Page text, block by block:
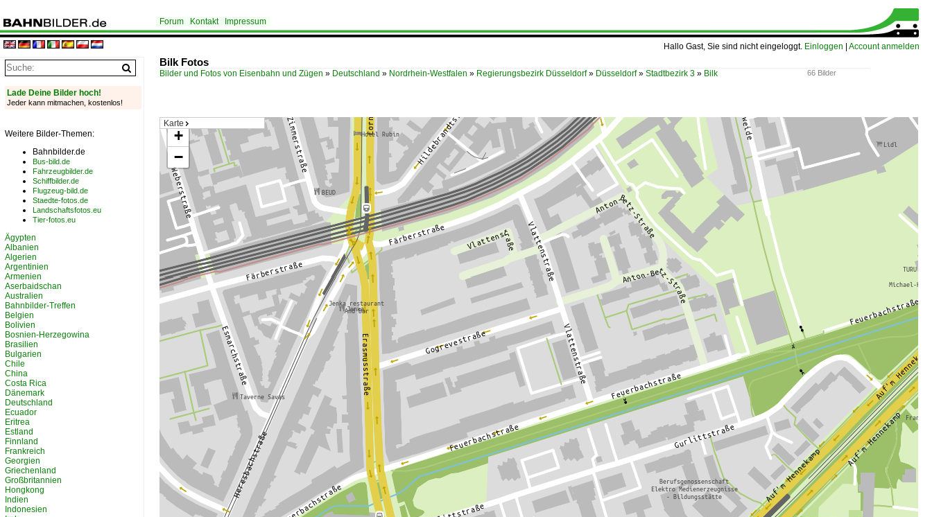
Hallo Gast, Sie sind nicht eingeloggt. Einloggen Account anmelden
Forum Kontakt Impressum
Bilk Fotos
66 Bilder
Bilder und Fotos von Eisenbahn und Zügen » Deutschland » Nordrhein-Westfalen » Regierungsbezirk Düsseldorf» Düsseldorf» Stadtbezirk 3 » Bilk
Karte
+
−
Lade Deine Bilder hoch!
Jeder kann mitmachen, kostenlos!
Weitere Bilder-Themen:
Bahnbilder.de
Bus-bild.de
Fahrzeugbilder.de
Schiffbilder.de
Flugzeug-bild.de
Staedte-fotos.de
Landschaftsfotos.eu
Tier-fotos.eu
Ägypten
Albanien
Algerien
Argentinien
Armenien
Aserbaidschan
Australien
Bahnbilder-Treffen
Belgien
Bolivien
Bosnien-Herzegowina
Brasilien
Bulgarien
Chile
China
Costa Rica
Dänemark
Deutschland
Ecuador
Eritrea
Estland
Finnland
Frankreich
Georgien
Griechenland
Großbritannien
Hongkong
Indien
Indonesien